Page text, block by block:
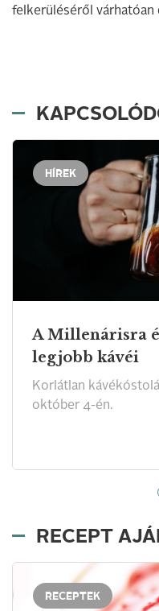
felkerüléséről várhatóan
HÍREK
A Millenárisra
legjobb kávéi
Korlátlan
október 4-én.
RECEPT
RECEPTEK